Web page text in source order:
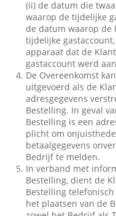
(ii) de datum die
waarop de tijdelijke
de datum waarop
tijdelijke
apparaat dat de
gastaccount werd
De Overeenkomst
uitgevoerd als de
adresgegevens
Bestelling. In geval
Bestelling is een
plicht om
betaalgegevens
Bedrijf te melden.
In verband met
Bestelling, dient de
Bestelling
het plaatsen van de